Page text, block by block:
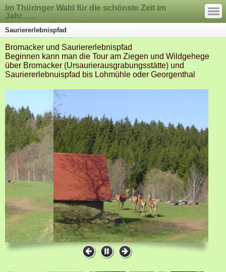
Im Thüringer Wald für die schönste Zeit im
Jahr.......
2 Ferienhäuser mit Rennsteigblick
—
—
—
Sauriererlebnispfad
Bromacker und Sauriererlebnispfad
Beginnen kann man die Tour am Ziegen und Wildgehege
über Bromacker (Ursaurierausgrabungsstätte) und
Sauriererlebnuispfad bis Lohmühle oder Georgenthal